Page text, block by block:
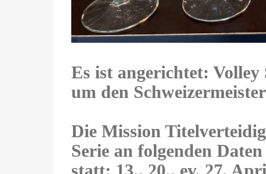
Es ist angerichtet:
um den
Die Mission
Serie an folgenden